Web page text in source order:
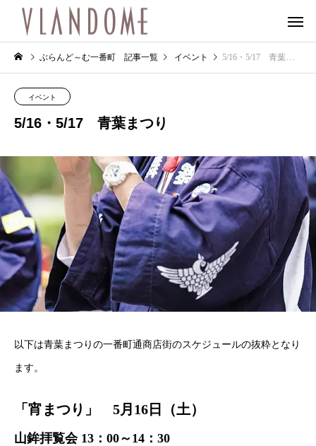
ぶらんど～む一番町 記事一覧 イベント 5/16・5/17 青葉まつり
イベント
5/16・5/17 青葉まつり
以下は青葉まつりの一番町通商店街のスケジュールの抜粋となり
ます。
「宵まつり」 5月16日（土）
山鉾拝覧会 13：00～14：30